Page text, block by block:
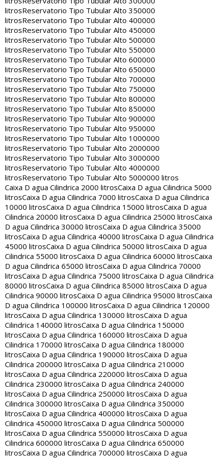
litrosReservatorio Tipo Tubular Alto 350000
litrosReservatorio Tipo Tubular Alto 400000
litrosReservatorio Tipo Tubular Alto 450000
litrosReservatorio Tipo Tubular Alto 500000
litrosReservatorio Tipo Tubular Alto 550000
litrosReservatorio Tipo Tubular Alto 600000
litrosReservatorio Tipo Tubular Alto 650000
litrosReservatorio Tipo Tubular Alto 700000
litrosReservatorio Tipo Tubular Alto 750000
litrosReservatorio Tipo Tubular Alto 800000
litrosReservatorio Tipo Tubular Alto 850000
litrosReservatorio Tipo Tubular Alto 900000
litrosReservatorio Tipo Tubular Alto 950000
litrosReservatorio Tipo Tubular Alto 1000000
litrosReservatorio Tipo Tubular Alto 2000000
litrosReservatorio Tipo Tubular Alto 3000000
litrosReservatorio Tipo Tubular Alto 4000000
litrosReservatorio Tipo Tubular Alto 5000000 litros
Caixa D agua Cilindrica 2000 litrosCaixa D agua Cilindrica 5000
litrosCaixa D agua Cilindrica 7000 litrosCaixa D agua Cilindrica
10000 litrosCaixa D agua Cilindrica 15000 litrosCaixa D agua
Cilindrica 20000 litrosCaixa D agua Cilindrica 25000 litrosCaixa
D agua Cilindrica 30000 litrosCaixa D agua Cilindrica 35000
litrosCaixa D agua Cilindrica 40000 litrosCaixa D agua Cilindrica
45000 litrosCaixa D agua Cilindrica 50000 litrosCaixa D agua
Cilindrica 55000 litrosCaixa D agua Cilindrica 60000 litrosCaixa
D agua Cilindrica 65000 litrosCaixa D agua Cilindrica 70000
litrosCaixa D agua Cilindrica 75000 litrosCaixa D agua Cilindrica
80000 litrosCaixa D agua Cilindrica 85000 litrosCaixa D agua
Cilindrica 90000 litrosCaixa D agua Cilindrica 95000 litrosCaixa
D agua Cilindrica 100000 litrosCaixa D agua Cilindrica 120000
litrosCaixa D agua Cilindrica 130000 litrosCaixa D agua
Cilindrica 140000 litrosCaixa D agua Cilindrica 150000
litrosCaixa D agua Cilindrica 160000 litrosCaixa D agua
Cilindrica 170000 litrosCaixa D agua Cilindrica 180000
litrosCaixa D agua Cilindrica 190000 litrosCaixa D agua
Cilindrica 200000 litrosCaixa D agua Cilindrica 210000
litrosCaixa D agua Cilindrica 220000 litrosCaixa D agua
Cilindrica 230000 litrosCaixa D agua Cilindrica 240000
litrosCaixa D agua Cilindrica 250000 litrosCaixa D agua
Cilindrica 300000 litrosCaixa D agua Cilindrica 350000
litrosCaixa D agua Cilindrica 400000 litrosCaixa D agua
Cilindrica 450000 litrosCaixa D agua Cilindrica 500000
litrosCaixa D agua Cilindrica 550000 litrosCaixa D agua
Cilindrica 600000 litrosCaixa D agua Cilindrica 650000
litrosCaixa D agua Cilindrica 700000 litrosCaixa D agua